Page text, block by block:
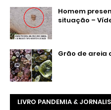
Homem
situação –
Grão de areia
LIVRO PANDEMIA &